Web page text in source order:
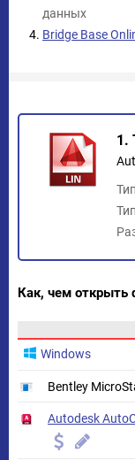
данных
Bridge Base
1.
Как, чем открыть
Windows
Bentley
Autodesk